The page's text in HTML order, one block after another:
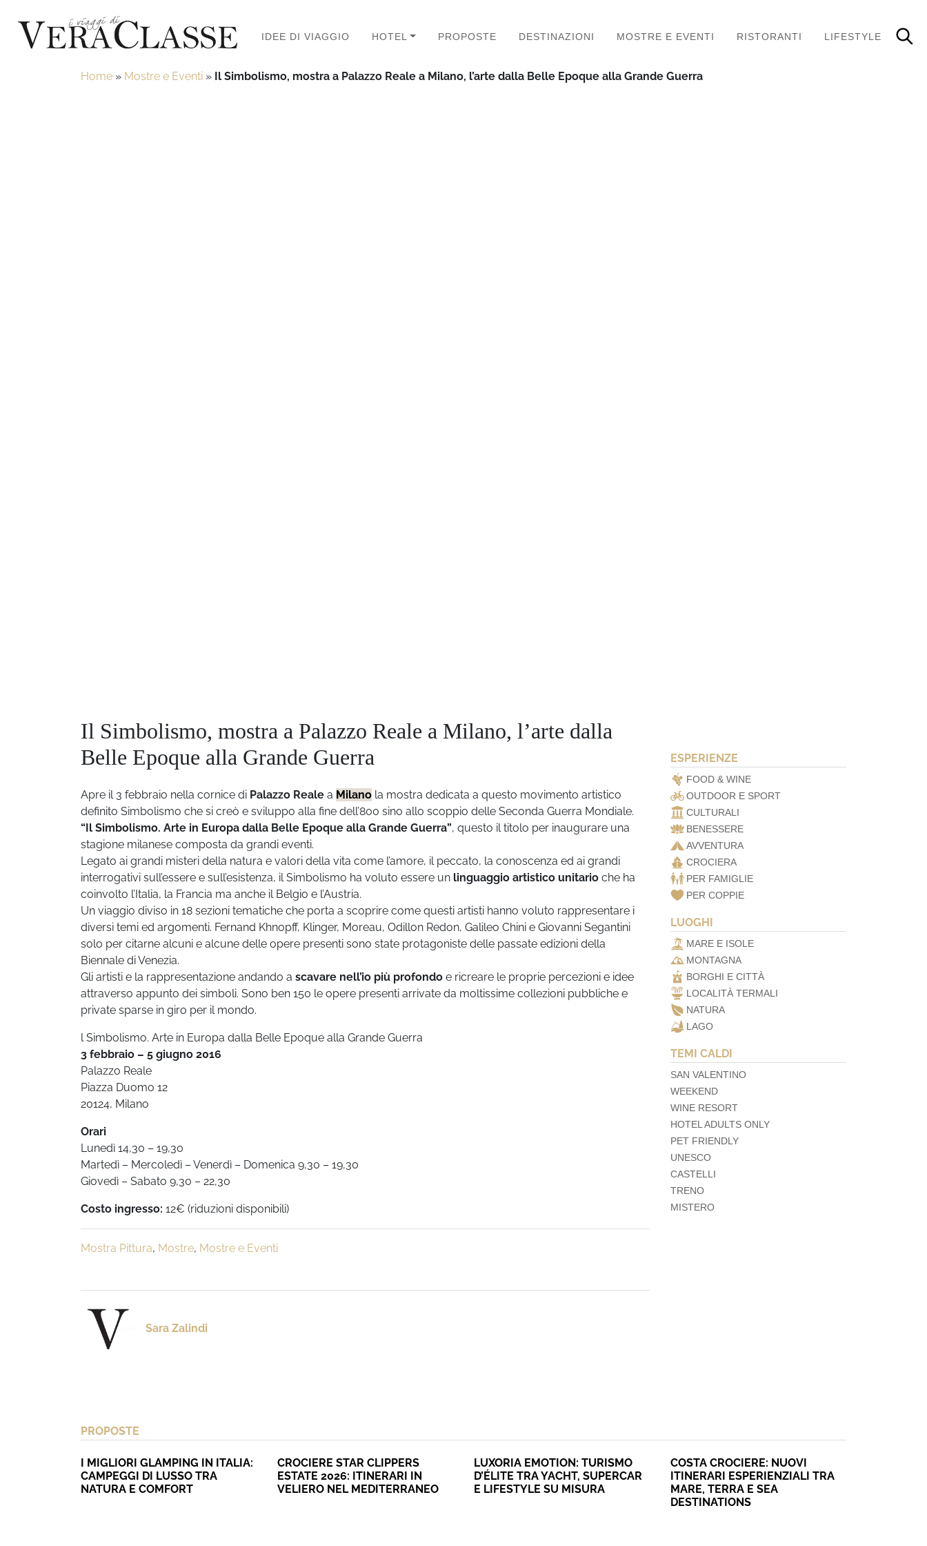
IDEE DI VIAGGIO HOTEL PROPOSTE DESTINAZIONI MOSTRE E EVENTI RISTORANTI LIFESTYLE
Home » Mostre e Eventi » Il Simbolismo, mostra a Palazzo Reale a Milano, l’arte dalla Belle Epoque alla Grande Guerra
Il Simbolismo, mostra a Palazzo Reale a Milano, l’arte dalla
Belle Epoque alla Grande Guerra
Apre il 3 febbraio nella cornice di Palazzo Reale a Milano la mostra dedicata a questo movimento artistico
definito Simbolismo che si creò e sviluppo alla fine dell’800 sino allo scoppio delle Seconda Guerra Mondiale.
“Il Simbolismo. Arte in Europa dalla Belle Epoque alla Grande Guerra”, questo il titolo per inaugurare una
stagione milanese composta da grandi eventi.
Legato ai grandi misteri della natura e valori della vita come l’amore, il peccato, la conoscenza ed ai grandi
interrogativi sull’essere e sull’esistenza, il Simbolismo ha voluto essere un linguaggio artistico unitario che ha
coinvolto l’Italia, la Francia ma anche il Belgio e l’Austria.
Un viaggio diviso in 18 sezioni tematiche che porta a scoprire come questi artisti hanno voluto rappresentare i
diversi temi ed argomenti. Fernand Khnopff, Klinger, Moreau, Odillon Redon, Galileo Chini e Giovanni Segantini
solo per citarne alcuni e alcune delle opere presenti sono state protagoniste delle passate edizioni della
Biennale di Venezia.
Gli artisti e la rappresentazione andando a scavare nell’io più profondo e ricreare le proprie percezioni e idee
attraverso appunto dei simboli. Sono ben 150 le opere presenti arrivate da moltissime collezioni pubbliche e
private sparse in giro per il mondo.
l Simbolismo. Arte in Europa dalla Belle Epoque alla Grande Guerra
3 febbraio – 5 giugno 2016
Palazzo Reale
Piazza Duomo 12
20124, Milano
Orari
Lunedì 14,30 – 19,30
Martedì – Mercoledì – Venerdì – Domenica 9,30 – 19,30
Giovedì – Sabato 9,30 – 22,30
Costo ingresso: 12€ (riduzioni disponibili)
Mostra Pittura, Mostre, Mostre e Eventi
Sara Zalindi
ESPERIENZE
FOOD & WINE
OUTDOOR E SPORT
CULTURALI
BENESSERE
AVVENTURA
CROCIERA
PER FAMIGLIE
PER COPPIE
LUOGHI
MARE E ISOLE
MONTAGNA
BORGHI E CITTÀ
LOCALITÀ TERMALI
NATURA
LAGO
TEMI CALDI
SAN VALENTINO
WEEKEND
WINE RESORT
HOTEL ADULTS ONLY
PET FRIENDLY
UNESCO
CASTELLI
TRENO
MISTERO
PROPOSTE
I MIGLIORI GLAMPING IN ITALIA:
CAMPEGGI DI LUSSO TRA
NATURA E COMFORT
CROCIERE STAR CLIPPERS
ESTATE 2026: ITINERARI IN
VELIERO NEL MEDITERRANEO
LUXORIA EMOTION: TURISMO
D’ÉLITE TRA YACHT, SUPERCAR
E LIFESTYLE SU MISURA
COSTA CROCIERE: NUOVI
ITINERARI ESPERIENZIALI TRA
MARE, TERRA E SEA
DESTINATIONS